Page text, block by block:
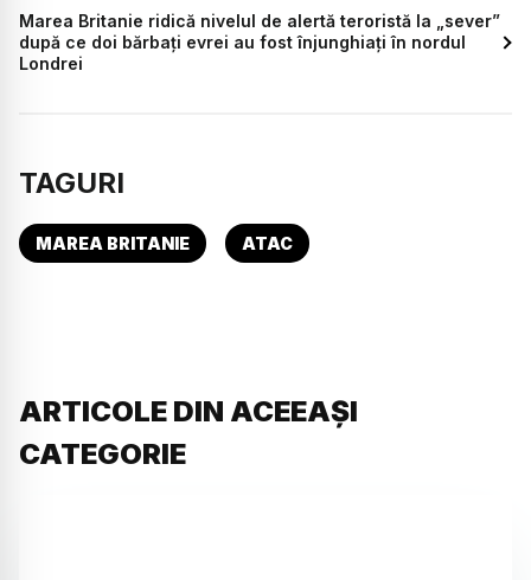
Marea Britanie ridică nivelul de alertă teroristă la „sever”
după ce doi bărbați evrei au fost înjunghiați în nordul
Londrei
TAGURI
MAREA BRITANIE ATAC
ARTICOLE DIN ACEEAȘI
CATEGORIE